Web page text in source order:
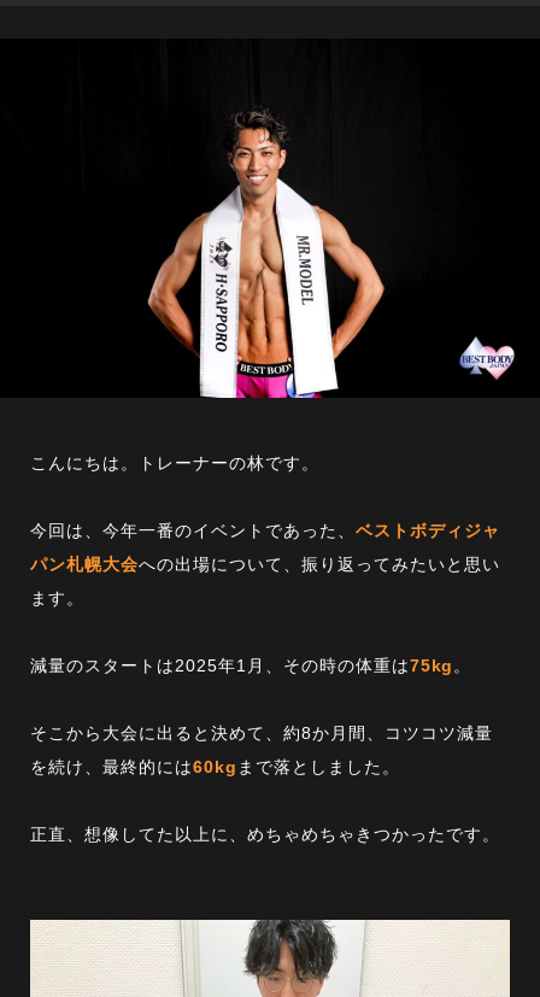
無料体験のご予約・お問い合わせ
011-299-3556
受付時間： 平日・祝日：9時〜22時
こんにちは。トレーナーの林です。
今回は、今年一番のイベントであった、 ベストボディジャ
パン札幌大会への出場について、振り返ってみたいと思い
ます。
減量のスタートは2025年1月、その時の体重は75kg。
そこから大会に出ると決めて、約8か月間、コツコツ減量
を続け、最終的には60kg まで落としました。
正直、想像してた以上に、めちゃめちゃきつかったです。